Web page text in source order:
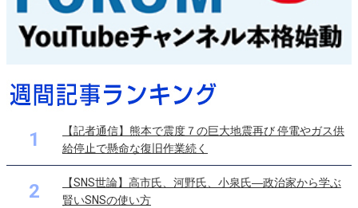
1
【記者通信】熊本で震度７の巨大地震再び 停電やガス供
給停止で懸命な復旧作業続く
2
【SNS世論】高市氏、河野氏、小泉氏―政治家から学ぶ
賢いSNSの使い方